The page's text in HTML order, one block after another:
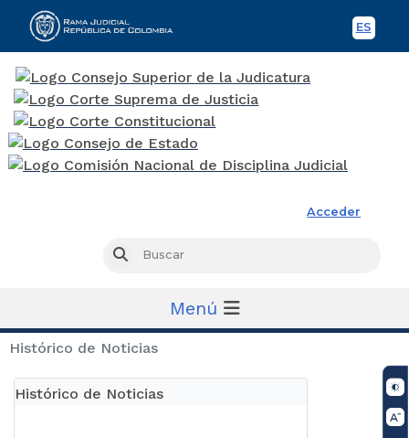
ES
Acceder
Buscar
Menú
Histórico de Noticias
Histórico de Noticias